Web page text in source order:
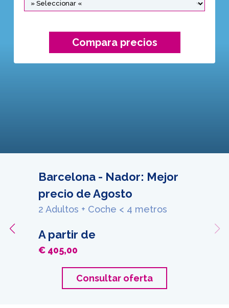
Compara precios
Barcelona - Nador: Mejor
precio de Agosto
2 Adultos + Coche < 4 metros
A partir de
€ 405,00
Consultar oferta